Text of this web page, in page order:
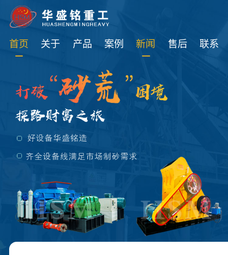
首页 关于 产品 案例 新闻 售后 联系